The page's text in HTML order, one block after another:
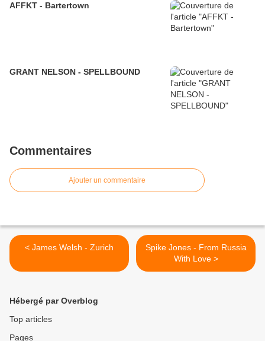
AFFKT - Bartertown
GRANT NELSON - SPELLBOUND
Commentaires
Ajouter un commentaire
< James Welsh - Zurich
Spike Jones - From Russia
With Love >
Hébergé par Overblog
Top articles
Pages